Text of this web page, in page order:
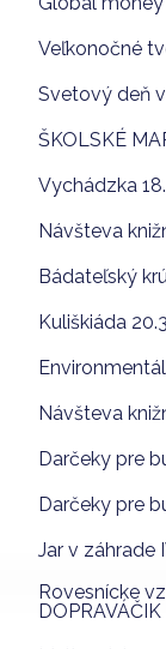
Veľkonočné
Svetový deň
ŠKOLSKÉ
Vychádzka
Návšteva
Bádateľský
Kuliškiáda
Návšteva
Darčeky pre
Darčeky pre
Jar v záhrade
Rovesnícke
DOPRAVÁČIK